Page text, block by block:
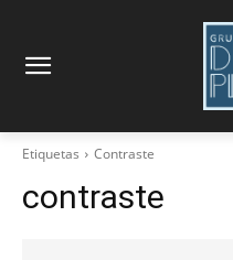
Etiquetas Contraste
contraste